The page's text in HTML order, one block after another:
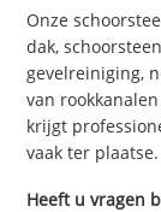
Onze
dak,
gevelreiniging,
van
krijgt
vaak ter
Heeft u vragen